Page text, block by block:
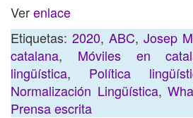
Verenlace
Etiquetas: 2020, ABC, Josep
catalana, Móviles en
lingüística, Política
Normalización Lingüística,
Prensa escrita